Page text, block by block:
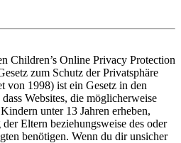
Children’s Online Privacy Protection
zum Schutz der Privatsphäre
von 1998) ist ein Gesetz in den
Websites, die möglicherweise
unter 13 Jahren erheben,
Eltern beziehungsweise des oder
benötigen. Wenn du dir unsicher